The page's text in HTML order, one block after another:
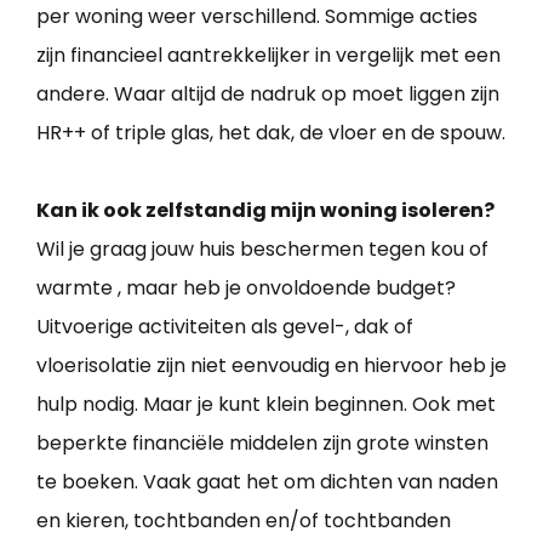
per woning weer verschillend. Sommige acties
zijn financieel aantrekkelijker in vergelijk met een
andere. Waar altijd de nadruk op moet liggen zijn
HR++ of triple glas, het dak, de vloer en de spouw.
Kan ik ook zelfstandig mijn woning isoleren?
Wil je graag jouw huis beschermen tegen kou of
warmte , maar heb je onvoldoende budget?
Uitvoerige activiteiten als gevel-, dak of
vloerisolatie zijn niet eenvoudig en hiervoor heb je
hulp nodig. Maar je kunt klein beginnen. Ook met
beperkte financiële middelen zijn grote winsten
te boeken. Vaak gaat het om dichten van naden
en kieren, tochtbanden en/of tochtbanden